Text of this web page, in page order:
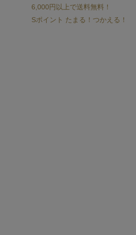
6,000円以上で送料無料！
Sポイント たまる！つかえる！